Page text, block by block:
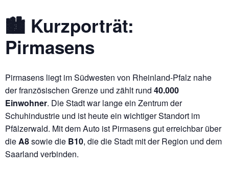
🏙️ Kurzporträt:
Pirmasens
Pirmasens liegt im Südwesten von Rheinland-Pfalz nahe
der französischen Grenze und zählt rund 40.000
Einwohner. Die Stadt war lange ein Zentrum der
Schuhindustrie und ist heute ein wichtiger Standort im
Pfälzerwald. Mit dem Auto ist Pirmasens gut erreichbar über
dieA8sowie die B10, die die Stadt mit der Region und dem
Saarland verbinden.